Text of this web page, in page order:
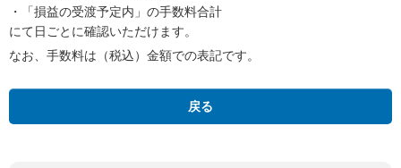
・「損益の受渡予定内」の手数料合計
にて日ごとに確認いただけます。
なお、手数料は（税込）金額での表記です。
戻る